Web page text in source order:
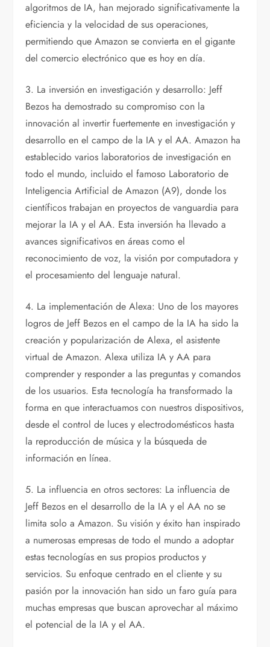
algoritmos de IA, han mejorado significativamente la
eficiencia y la velocidad de sus operaciones,
permitiendo que Amazon se convierta en el gigante
del comercio electrónico que es hoy en día.
3. La inversión en investigación y desarrollo: Jeff
Bezos ha demostrado su compromiso con la
innovación al invertir fuertemente en investigación y
desarrollo en el campo de la IA y el AA. Amazon ha
establecido varios laboratorios de investigación en
todo el mundo, incluido el famoso Laboratorio de
Inteligencia Artificial de Amazon (A9), donde los
científicos trabajan en proyectos de vanguardia para
mejorar la IA y el AA. Esta inversión ha llevado a
avances significativos en áreas como el
reconocimiento de voz, la visión por computadora y
el procesamiento del lenguaje natural.
4. La implementación de Alexa: Uno de los mayores
logros de Jeff Bezos en el campo de la IA ha sido la
creación y popularización de Alexa, el asistente
virtual de Amazon. Alexa utiliza IA y AA para
comprender y responder a las preguntas y comandos
de los usuarios. Esta tecnología ha transformado la
forma en que interactuamos con nuestros dispositivos,
desde el control de luces y electrodomésticos hasta
la reproducción de música y la búsqueda de
información en línea.
5. La influencia en otros sectores: La influencia de
Jeff Bezos en el desarrollo de la IA y el AA no se
limita solo a Amazon. Su visión y éxito han inspirado
a numerosas empresas de todo el mundo a adoptar
estas tecnologías en sus propios productos y
servicios. Su enfoque centrado en el cliente y su
pasión por la innovación han sido un faro guía para
muchas empresas que buscan aprovechar al máximo
el potencial de la IA y el AA.